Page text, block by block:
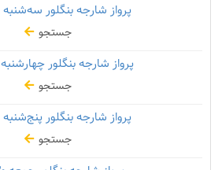
پرواز شارجه بنگلور سه‌شنبه
جستجو
پرواز شارجه بنگلور چهارشنبه
جستجو
پرواز شارجه بنگلور پنج‌شنبه
جستجو